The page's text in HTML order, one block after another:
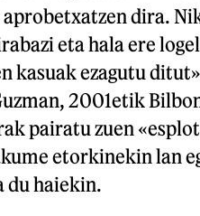
aprobetxatzen dira.
eta hala ere
kasuak ezagutu
2001etik
pairatu zuen
etorkinekin lan
du haiekin.